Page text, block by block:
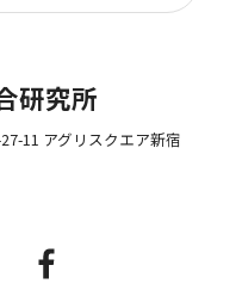
研究所
11 アグリスクエア新宿